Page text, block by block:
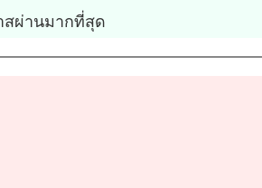
สผ่านมากที่สุด